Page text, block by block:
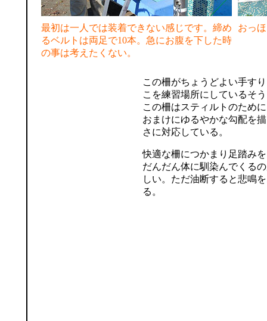
最初は一人では装着できない感じです。締め
るベルトは両足で10本。急にお腹を下した時
の事は考えたくない。
おっ
この柵がちょうどよい手す
こを練習場所にしているそ
この柵はスティルトのため
おまけにゆるやかな勾配を
さに対応している。
快適な柵につかまり足踏み
だんだん体に馴染んでくる
しい。ただ油断すると悲鳴
る。